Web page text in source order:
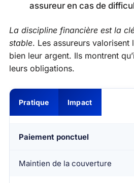
assureur en cas de
La discipline financière est la
stable. Les assureurs valorisent
bien leur argent. Ils montrent
leurs obligations.
Pratique Impact
Paiement ponctuel
Maintien de la couverture